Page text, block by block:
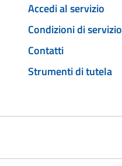
Accedi al servizio
Condizioni di servizio
Contatti
Strumenti di tutela